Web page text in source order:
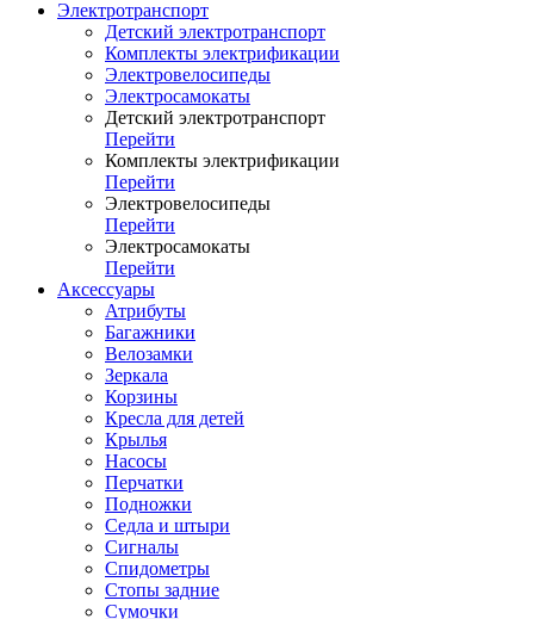
Электротранспорт
Детский электротранспорт
Комплекты электрификации
Электровелосипеды
Электросамокаты
Детский электротранспорт
Перейти
Комплекты электрификации
Перейти
Электровелосипеды
Перейти
Электросамокаты
Перейти
Аксессуары
Атрибуты
Багажники
Велозамки
Зеркала
Корзины
Кресла для детей
Крылья
Насосы
Перчатки
Подножки
Седла и штыри
Сигналы
Спидометры
Стопы задние
Сумочки